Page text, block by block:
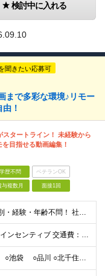
検討中に入れる
聞きたい応募可
まで多彩な環境♪リモー
！
スタートライン！ 未経験から
目指せる動画編集！
学歴不問 ベテランOK
与複数月 面接1回
学歴・職歴・資格・性別・経験・年齢不問！ 社会人経験ゼロ、昼職経験ゼロでもご安心ください♪ 〈年功序列の完全撤廃〉 学歴、職歴、資格、経験など関係なく 頑張った分だけ正当に評価される。 だから昇格
月給30万円～50万円＋インセンティブ 交通費：全額支給 ※試用期間3ヶ月間は契約社員で月給25万円 ※研修先は、面談時にご相談させていただきます ☆昇給・昇格有 ☆インセンティブ有
■勤務地 ○新宿 ○渋谷 ○池袋 ○品川 ○北千住 ※あなたの経験やスキルに応じて研修先は、 面談時にてご相談させていただきます。 (変更の範囲)上記を除く当社関連勤務地 ■本社 東